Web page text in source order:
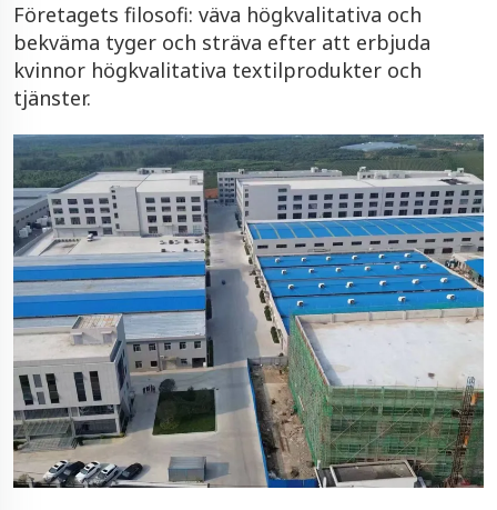
Företagets filosofi: väva högkvalitativa och
bekväma tyger och sträva efter att erbjuda
kvinnor högkvalitativa textilprodukter och
tjänster.